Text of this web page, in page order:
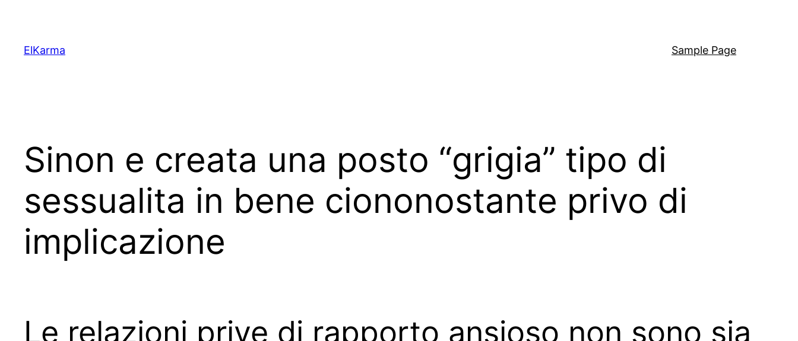
content
ElKarma Sample Page
Sinon e creata una posto “grigia” tipo di
sessualita in bene ciononostante privo di
implicazione
Le relazioni prive di rapporto ansioso non sono sia